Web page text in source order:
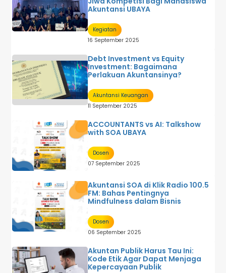
Akuntansi UBAYA
Kegiatan
16 September 2025
Debt Investment vs Equity
Investment: Bagaimana
Perlakuan Akuntansinya?
Akuntansi Keuangan
11 September 2025
ACCOUNTANTS vs AI: Talkshow
with SOA UBAYA
Dosen
07 September 2025
Akuntansi SOA di Klik Radio 100.5
FM: Bahas Pentingnya
Mindfulness dalam Bisnis
Dosen
06 September 2025
Akuntan Publik Harus Tau Ini:
Kode Etik Agar Dapat Menjaga
Kepercayaan Publik